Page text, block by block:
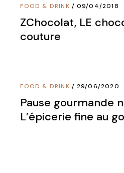
FOOD & DRINK 09/04/2018
ZChocolat, LE
couture
FOOD & DRINK 29/06/2020
Pause gourmande
L’épicerie fine au